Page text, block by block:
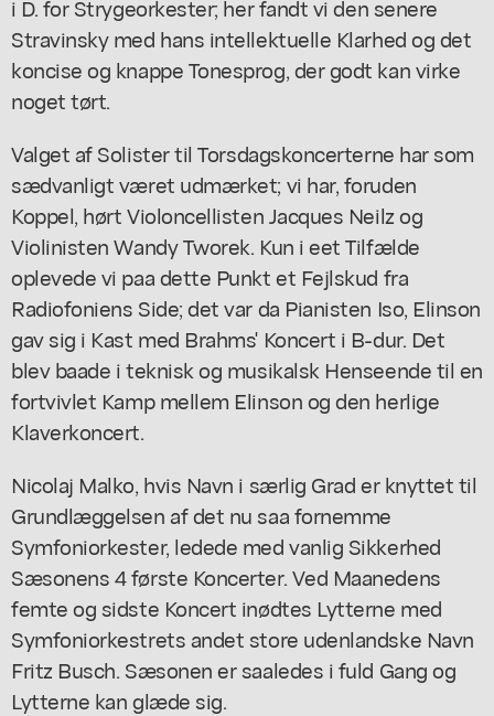
i D. for Strygeorkester; her fandt vi den senere
Stravinsky med hans intellektuelle Klarhed og det
koncise og knappe Tonesprog, der godt kan virke
noget tørt.
Valget af Solister til Torsdagskoncerterne har som
sædvanligt været udmærket; vi har, foruden
Koppel, hørt Violoncellisten Jacques Neilz og
Violinisten Wandy Tworek. Kun i eet Tilfælde
oplevede vi paa dette Punkt et Fejlskud fra
Radiofoniens Side; det var da Pianisten Iso, Elinson
gav sig i Kast med Brahms' Koncert i B-dur. Det
blev baade i teknisk og musikalsk Henseende til en
fortvivlet Kamp mellem Elinson og den herlige
Klaverkoncert.
Nicolaj Malko, hvis Navn i særlig Grad er knyttet til
Grundlæggelsen af det nu saa fornemme
Symfoniorkester, ledede med vanlig Sikkerhed
Sæsonens 4 første Koncerter. Ved Maanedens
femte og sidste Koncert inødtes Lytterne med
Symfoniorkestrets andet store udenlandske Navn
Fritz Busch. Sæsonen er saaledes i fuld Gang og
Lytterne kan glæde sig.